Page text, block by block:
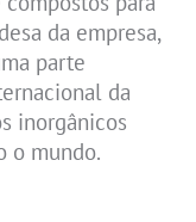
da empresa,
parte
da
inorgânicos
o mundo.